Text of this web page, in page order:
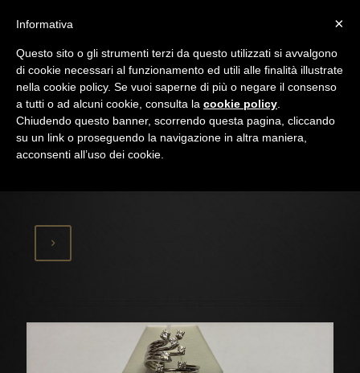
×
Informativa
Questo sito o gli strumenti terzi da questo utilizzati si avvalgono
di cookie necessari al funzionamento ed utili alle finalità illustrate
nella cookie policy. Se vuoi saperne di più o negare il consenso
a tutti o ad alcuni cookie, consulta la cookie policy
Chiudendo questo banner, scorrendo questa pagina, cliccando
su un link o proseguendo la navigazione in altra maniera,
acconsenti all’uso dei cookie.